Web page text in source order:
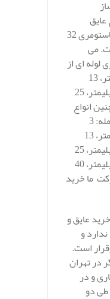
الاستومری به ویژه عایق الاستومری 32
می
لوله ای از
جمله عایق لوله ای 9 میلیمتر، 13
میلیمتر، 16 میلیمتر، 19 میلیمتر، 25
همچنین انواع
عایق الاستومری رولی از جمله: 3
میلیمتر، 6 میلیمتر، 9 میلیمتر، 13
میلیمتر، 16 میلیمتر، 19 میلیمتر، 25
میلیمتر، 30 میلیمتر، 32 میلیمتر، 40
را شرکت ما خرید
عایق و
و
است.
در تهران
و در
دو